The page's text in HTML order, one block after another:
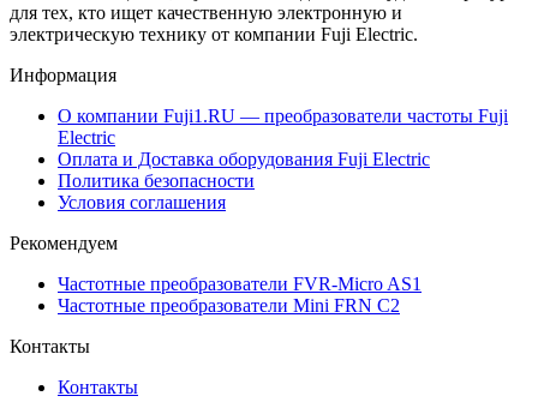
для тех, кто ищет качественную электронную и
электрическую технику от компании Fuji Electric.
Информация
О компании Fuji1.RU — преобразователи частоты Fuji
Electric
Оплата и Доставка оборудования Fuji Electric
Политика безопасности
Условия соглашения
Рекомендуем
Частотные преобразователи FVR-Micro AS1
Частотные преобразователи Mini FRN C2
Контакты
Контакты